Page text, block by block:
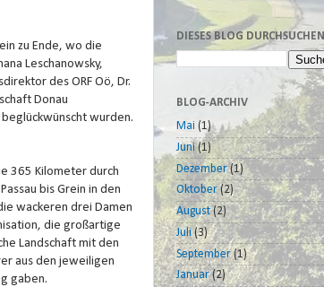
zu Ende, wo die
Leschanowsky,
des ORF Oö, Dr.
Donau
wurden.
365 Kilometer durch
bis Grein in den
wackeren drei Damen
die großartige
Landschaft mit den
aus den jeweiligen
gaben.
DIESES BLOG DURCHSUCHEN
BLOG-ARCHIV
Mai (1)
Juni(1)
Dezember(1)
Oktober(2)
August(2)
Juli(3)
September(1)
Januar(2)